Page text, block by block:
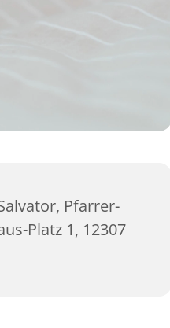
Pfarrer-
Platz 1, 12307